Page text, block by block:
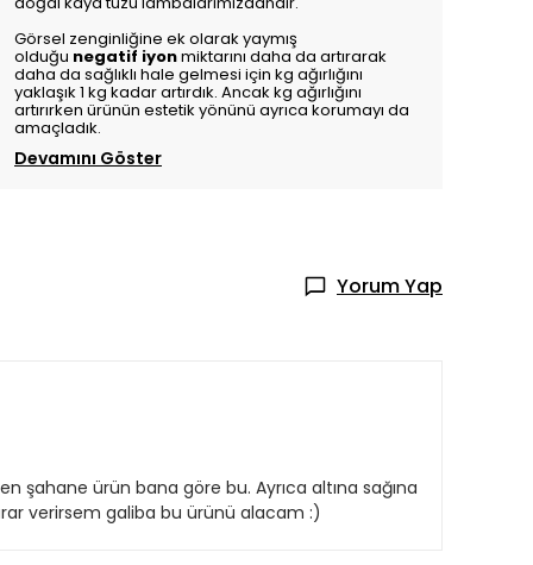
Görsel zenginliğine ek olarak yaymış
olduğu negatif iyonmiktarını daha da artırarak
daha da sağlıklı hale gelmesi için kg ağırlığını
yaklaşık 1 kg kadar artırdık. Ancak kg ağırlığını
artırırken ürünün estetik yönünü ayrıca korumayı da
amaçladık.
Devamını Göster
Yorum Yap
ürün bana göre bu. Ayrıca altına sağına
verirsem galiba bu ürünü alacam :)